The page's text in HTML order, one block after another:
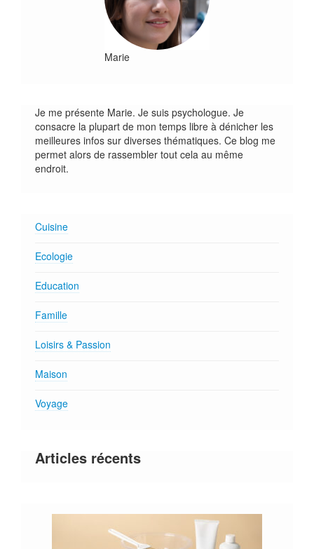
Marie
Je me présente Marie. Je suis psychologue. Je
consacre la plupart de mon temps libre à dénicher les
meilleures infos sur diverses thématiques. Ce blog me
permet alors de rassembler tout cela au même
endroit.
Cuisine
Ecologie
Education
Famille
Loisirs & Passion
Maison
Voyage
Articles récents